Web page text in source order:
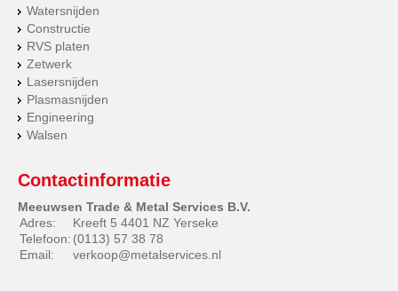
Watersnijden
Constructie
RVS platen
Zetwerk
Lasersnijden
Plasmasnijden
Engineering
Walsen
Contactinformatie
Meeuwsen Trade & Metal Services B.V.
Adres:
Kreeft 5 4401 NZ Yerseke
Telefoon: (0113) 57 38 78
Email:
verkoop@metalservices.nl